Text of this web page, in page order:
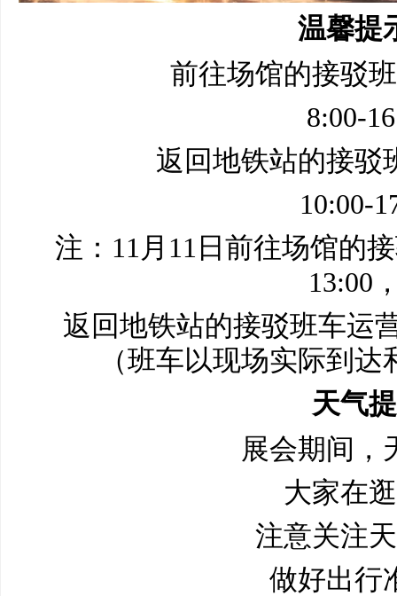
温馨提
前往场馆的接驳
8:00-
返回地铁站的接驳
10:00-
注：11月11日前往场馆的
13:00
返回地铁站的接驳班车运
（班车以现场实际到
天气
展会期间，
大家在
注意关注
做好出行